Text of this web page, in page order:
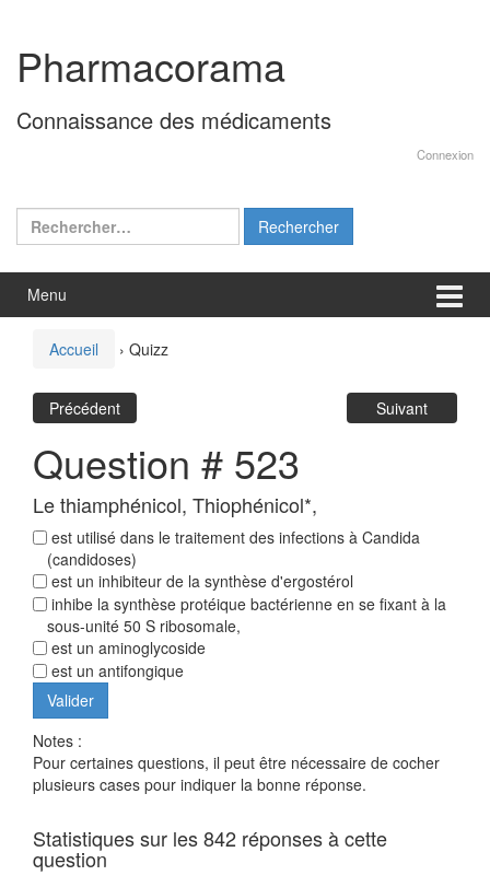
contenu
menu
principal
Pharmacorama
Connaissance des médicaments
Connexion
Rechercher :
Menu
Accueil › Quizz
Précédent Suivant
Question # 523
Le thiamphénicol, Thiophénicol*,
est utilisé dans le traitement des infections à Candida
(candidoses)
est un inhibiteur de la synthèse d'ergostérol
inhibe la synthèse protéique bactérienne en se fixant à la
sous-unité 50 S ribosomale,
est un aminoglycoside
est un antifongique
Notes :
Pour certaines questions, il peut être nécessaire de cocher
plusieurs cases pour indiquer la bonne réponse.
Statistiques sur les 842 réponses à cette
question